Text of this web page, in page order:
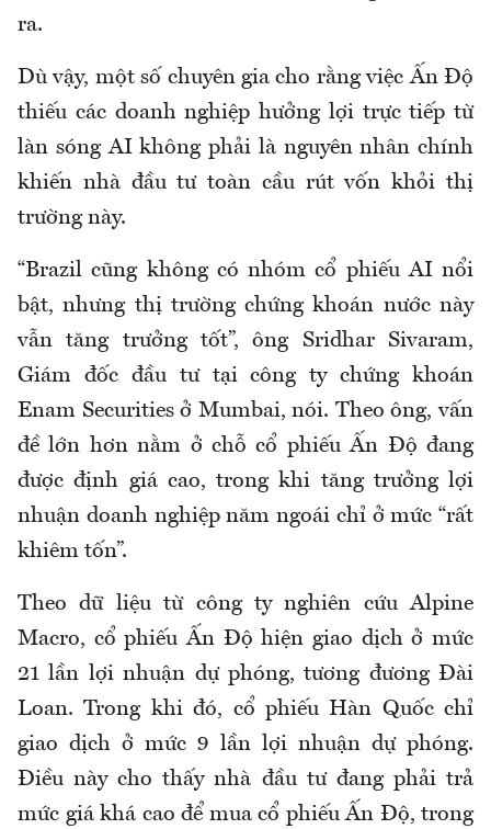
ra.
Dù vậy, một số chuyên gia cho rằng việc Ấn Độ
thiếu các doanh nghiệp hưởng lợi trực tiếp từ
làn sóng AI không phải là nguyên nhân chính
khiến nhà đầu tư toàn cầu rút vốn khỏi thị
trường này.
“Brazil cũng không có nhóm cổ phiếu AI nổi
bật, nhưng thị trường chứng khoán nước này
vẫn tăng trưởng tốt”, ông Sridhar Sivaram,
Giám đốc đầu tư tại công ty chứng khoán
Enam Securities ở Mumbai, nói. Theo ông, vấn
đề lớn hơn nằm ở chỗ cổ phiếu Ấn Độ đang
được định giá cao, trong khi tăng trưởng lợi
nhuận doanh nghiệp năm ngoái chỉ ở mức “rất
khiêm tốn”.
Theo dữ liệu từ công ty nghiên cứu Alpine
Macro, cổ phiếu Ấn Độ hiện giao dịch ở mức
21 lần lợi nhuận dự phóng, tương đương Đài
Loan. Trong khi đó, cổ phiếu Hàn Quốc chỉ
giao dịch ở mức 9 lần lợi nhuận dự phóng.
Điều này cho thấy nhà đầu tư đang phải trả
mức giá khá cao để mua cổ phiếu Ấn Độ, trong